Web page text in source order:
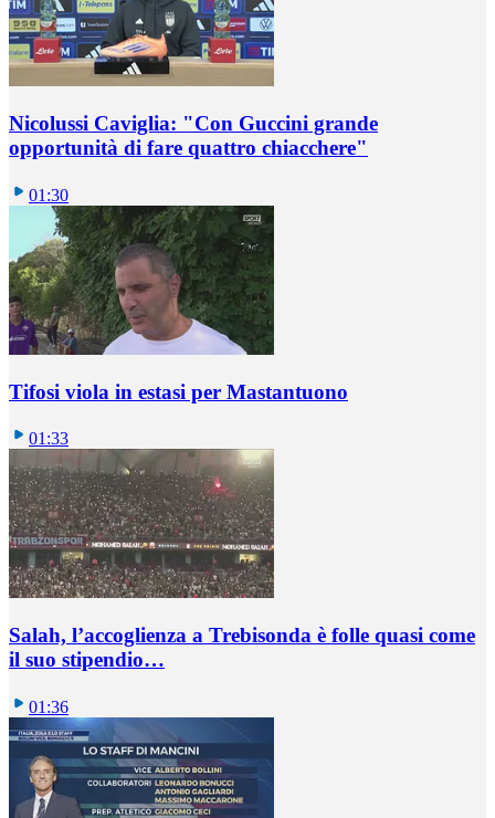
Nicolussi Caviglia: "Con Guccini grande
opportunità di fare quattro chiacchere"
01:30
Tifosi viola in estasi per Mastantuono
01:33
Salah, l’accoglienza a Trebisonda è folle quasi come
il suo stipendio…
01:36